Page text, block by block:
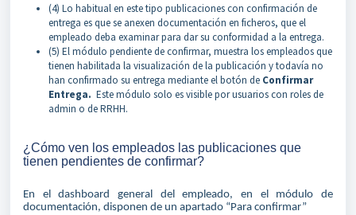
(4) Lo habitual en este tipo publicaciones con confirmación de
entrega es que se anexen documentación en ficheros, que el
empleado deba examinar para dar su conformidad a la entrega.
(5) El módulo pendiente de confirmar, muestra los empleados que
tienen habilitada la visualización de la publicación y todavía no
han confirmado su entrega mediante el botón de Confirmar
Entrega. Este módulo solo es visible por usuarios con roles de
admin o de RRHH.
¿Cómo ven los empleados las publicaciones que
tienen pendientes de confirmar?
En el dashboard general del empleado, en el módulo de
documentación, disponen de un apartado “Para confirmar”